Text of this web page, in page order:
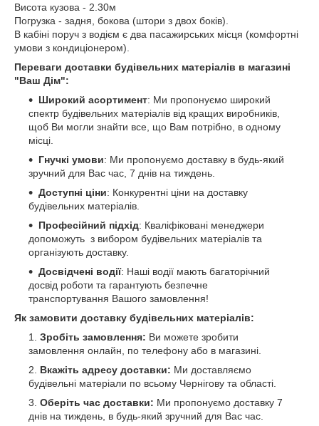
Висота кузова - 2.30м
Погрузка - задня, бокова (штори з двох боків).
В кабіні поруч з водієм є два пасажирських місця (комфортні
умови з кондиціонером).
Переваги доставки будівельних матеріалів в магазині
"Ваш Дім":
Широкий асортимент: Ми пропонуємо широкий
спектр будівельних матеріалів від кращих виробників,
щоб Ви могли знайти все, що Вам потрібно, в одному
місці.
Гнучкі умови: Ми пропонуємо доставку в будь-який
зручний для Вас час, 7 днів на тиждень.
Доступні ціни: Конкурентні ціни на доставку
будівельних матеріалів.
Професійний підхід: Кваліфіковані менеджери
допоможуть з вибором будівельних матеріалів та
організують доставку.
Досвідчені водії: Наші водії мають багаторічний
досвід роботи та гарантують безпечне
транспортування Вашого замовлення!
Як замовити доставку будівельних матеріалів:
Зробіть замовлення: Ви можете зробити
замовлення онлайн, по телефону або в магазині.
Вкажіть адресу доставки: Ми доставляємо
будівельні матеріали по всьому Чернігову та області.
Оберіть час доставки: Ми пропонуємо доставку 7
днів на тиждень, в будь-який зручний для Вас час.